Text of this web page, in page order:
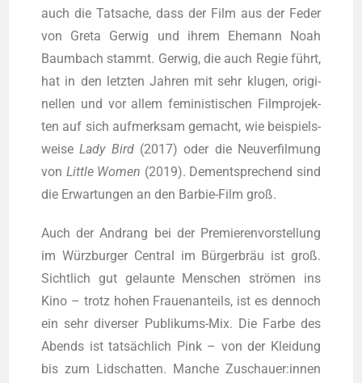
auch die Tat­sa­che, dass der Film aus der Feder
von Gre­ta Ger­wig und ihrem Ehe­mann Noah
Baum­bach stammt. Ger­wig, die auch Regie führt,
hat in den letz­ten Jah­ren mit sehr klu­gen, ori­gi­
nel­len und vor allem femi­nis­ti­schen Film­pro­jek­
ten auf sich auf­merk­sam gemacht, wie bei­spiels­
wei­seLady Bird(2017) oder die Neu­ver­fil­mung
von Litt­le Women (2019). Dem­entspre­chend sind
die Erwar­tun­gen an den Bar­bie-Film groß.
Auch der Andrang bei der Pre­mie­ren­vor­stel­lung
im Würz­bur­ger Cen­tral im Bür­ger­bräu ist groß.
Sicht­lich gut gelaun­te Men­schen strö­men ins
Kino – trotz hohen Frau­en­an­teils, ist es den­noch
ein sehr diver­ser Publi­kums-Mix. Die Far­be des
Abends ist tat­säch­lich Pink – von der Klei­dung
bis zum Lid­schat­ten. Man­che Zuschauer:innen